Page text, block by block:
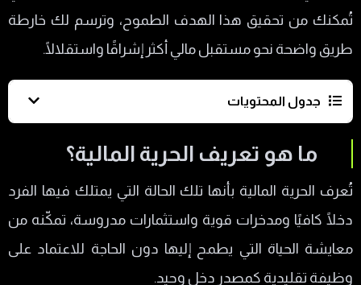
تُمكنك من تحقيق هذا الهدف الطموح، وترسم لك خارطة
طريق واضحة نحو مستقبل مالي أكثر إشراقًا واستقلالًا.
جدول المحتويات
الفرق بين الاستقلال المادي والثراء
هل الوظيفة وحدها كافية لتحقيق الاستقلال
المالي؟
ما هو تعريف الحرية المالية؟
تُعرف الحرية المالية بأنها تلك الحالة التي يمتلك فيها الفرد
دخلًا كافيًا ومدخرات قوية واستثمارات مدروسة، تمكّنه من
معايشة الحياة التي يطمح إليها دون الحاجة للاعتماد على
وظيفة تقليدية كمصدر دخلٍ وحيد.